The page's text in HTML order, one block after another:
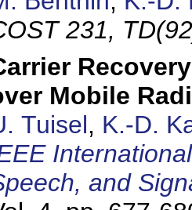
231,
Mobile
Tuisel, K.-D.
and